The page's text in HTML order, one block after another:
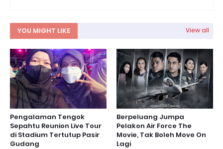
YOU MIGHT LIKE View all
Pengalaman Tengok
Sepahtu Reunion Live Tour
di Stadium Tertutup Pasir
Gudang
Berpeluang Jumpa
Pelakon Air Force The
Movie, Tak Boleh Move On
Lagi